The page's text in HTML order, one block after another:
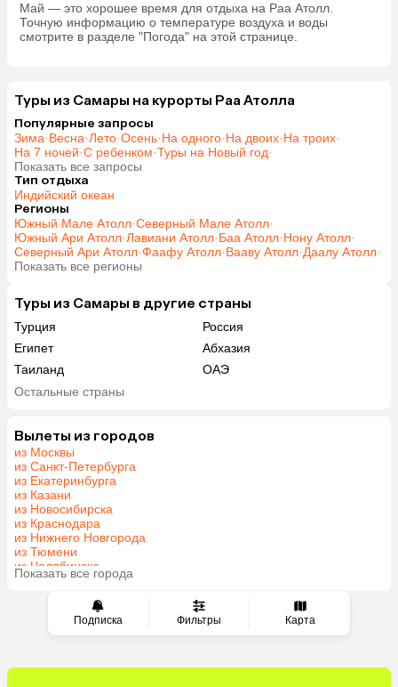
Подписка Фильтры Карта
Май — это хорошее время для отдыха на Раа Атолл.
Точную информацию о температуре воздуха и воды
смотрите в разделе "Погода" на этой странице.
Туры из Самары на курорты Раа Атолла
Популярные запросы
Зима·Весна·Лето·Осень·На одного·На двоих·На троих·
На 7 ночей·С ребенком·Туры на Новый год·
Показать все запросы
Тип отдыха
Индийский океан
Регионы
Южный Мале Атолл·Северный Мале Атолл·
Южный Ари Атолл·Лавиани Атолл·Баа Атолл·Нону Атолл·
Северный Ари Атолл·Фаафу Атолл·Вааву Атолл·Даалу Атолл·
Показать все регионы
Туры из Самары в другие страны
Турция
Россия
Египет
Абхазия
Таиланд
ОАЭ
Вьетнам
Армения
Казахстан
Узбекистан
Катар
Гонконг
Таджикистан
Остальные страны
Вылеты из городов
из Москвы
из Санкт-Петербурга
из Екатеринбурга
из Казани
из Новосибирска
из Краснодара
из Нижнего Новгорода
из Тюмени
из Челябинска
из Минеральных Вод
Показать все города